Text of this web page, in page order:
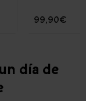
99,90€
día de